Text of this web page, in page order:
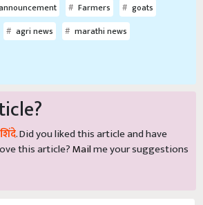
Farmers
goats
agri news
marathi news
. Did you liked this article and have
this article?Mailme your suggestions